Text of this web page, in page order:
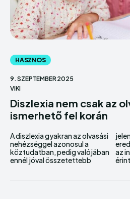
HASZNOS
9. SZEPTEMBER 2025
VIKI
Diszlexia nem csak az
ismerhető fel korán
A diszlexia gyakran az olvasási
nehézséggel azonosul a
köztudatban, pedig valójában
ennél jóval összetettebb
jelenség. Idegrendszeri
eredetű tanulási zavar, amely
az információ feldolgozását